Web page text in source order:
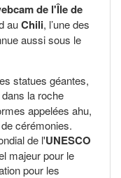
de l'Île de
auChili, l’une des
aussi sous le
statues géantes,
la roche
appelées ahu,
cérémonies.
de l'UNESCO
majeur pour le
pour les